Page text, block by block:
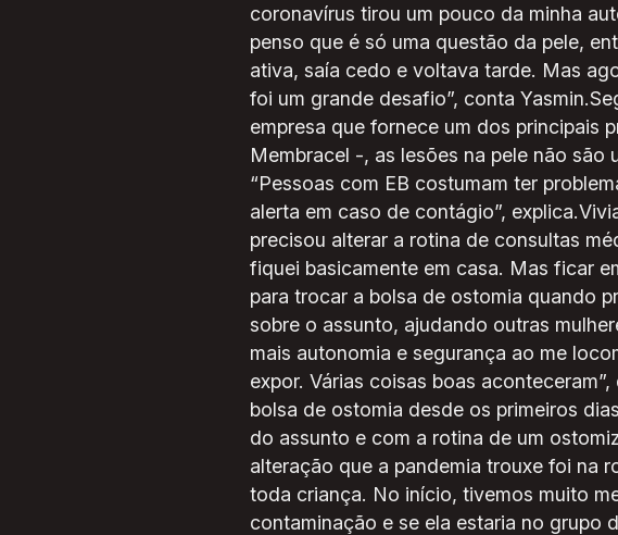
coronavírus tirou um pouco da minha
penso que é só uma questão da pele,
ativa, saía cedo e voltava tarde. Mas
foi um grande desafio”, conta
empresa que fornece um dos principais
Membracel -, as lesões na pele não
“Pessoas com EB costumam ter
alerta em caso de contágio”,
precisou alterar a rotina de consultas
fiquei basicamente em casa. Mas ficar
para trocar a bolsa de ostomia quando
sobre o assunto, ajudando outras
mais autonomia e segurança ao me
expor. Várias coisas boas
bolsa de ostomia desde os primeiros
do assunto e com a rotina de um
alteração que a pandemia trouxe foi na
toda criança. No início, tivemos muito
contaminação e se ela estaria no grupo